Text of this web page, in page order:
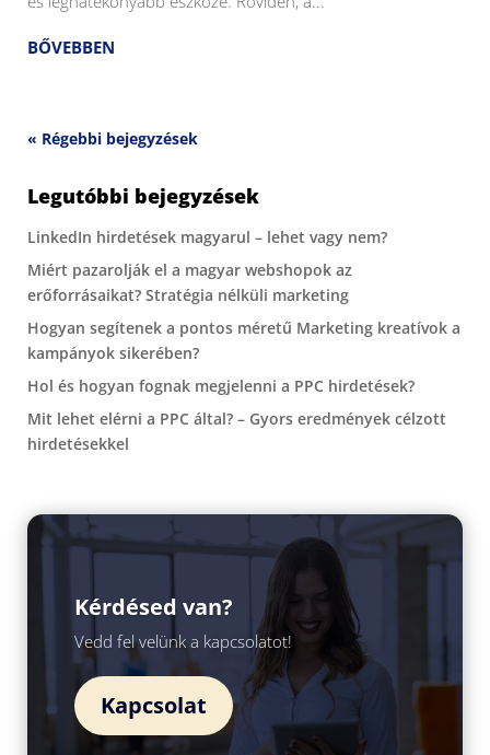
BŐVEBBEN
« Régebbi bejegyzések
Legutóbbi bejegyzések
LinkedIn hirdetések magyarul – lehet vagy nem?
Miért pazarolják el a magyar webshopok az
erőforrásaikat? Stratégia nélküli marketing
Hogyan segítenek a pontos méretű Marketing kreatívok a
kampányok sikerében?
Hol és hogyan fognak megjelenni a PPC hirdetések?
Mit lehet elérni a PPC által? – Gyors eredmények célzott
hirdetésekkel
Kérdésed van?
Vedd fel velünk a kapcsolatot!
Kapcsolat